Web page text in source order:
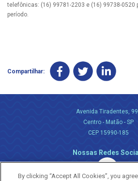
telefônicas: (16) 99781-2203 e (16) 99738-
período.
Compartilhar:
Avenida Tiradentes,
Centro - Matão - SP
CEP 15990-185
Nossas Redes
By clicking “Accept All Cookies”, you